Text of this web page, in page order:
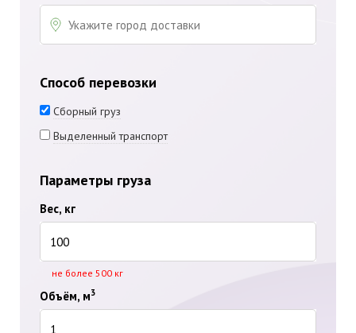
Способ перевозки
Сборный груз
Выделенный транспорт
Параметры груза
Вес, кг
не более 500 кг
Объём, м3